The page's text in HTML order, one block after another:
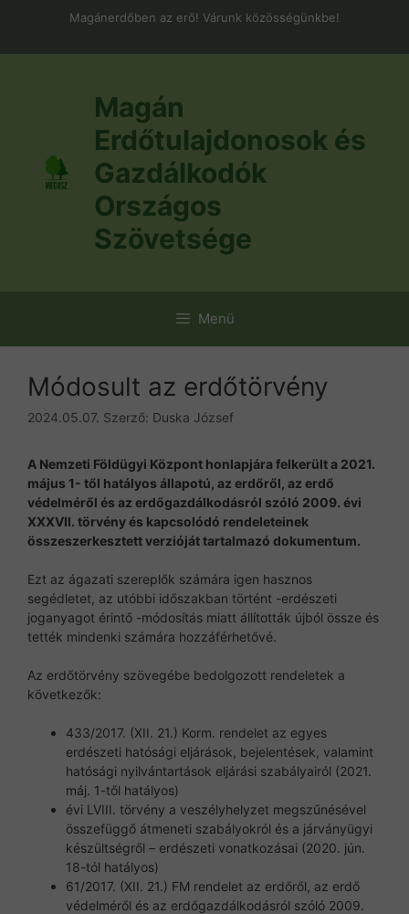
Magánerdőben az erő! Várunk közösségünkbe!
Magán
Erdőtulajdonosok és
Gazdálkodók
Országos
Szövetsége
Menü
Módosult az erdőtörvény
2024.05.07. Szerző: Duska József
A Nemzeti Földügyi Központ honlapjára felkerült a 2021.
május 1- től hatályos állapotú, az erdőről, az erdő
védelméről és az erdőgazdálkodásról szóló 2009. évi
XXXVII. törvény és kapcsolódó rendeleteinek
összeszerkesztett verzióját tartalmazó dokumentum.
Ezt az ágazati szereplők számára igen hasznos
segédletet, az utóbbi időszakban történt -erdészeti
joganyagot érintő -módosítás miatt állították újból össze és
tették mindenki számára hozzáférhetővé.
Az erdőtörvény szövegébe bedolgozott rendeletek a
következők:
433/2017. (XII. 21.) Korm. rendelet az egyes
erdészeti hatósági eljárások, bejelentések, valamint
hatósági nyilvántartások eljárási szabályairól (2021.
máj. 1-től hatályos)
évi LVIII. törvény a veszélyhelyzet megszűnésével
összefüggő átmeneti szabályokról és a járványügyi
készültségről – erdészeti vonatkozásai (2020. jún.
18-tól hatályos)
61/2017. (XII. 21.) FM rendelet az erdőről, az erdő
védelméről és az erdőgazdálkodásról szóló 2009.